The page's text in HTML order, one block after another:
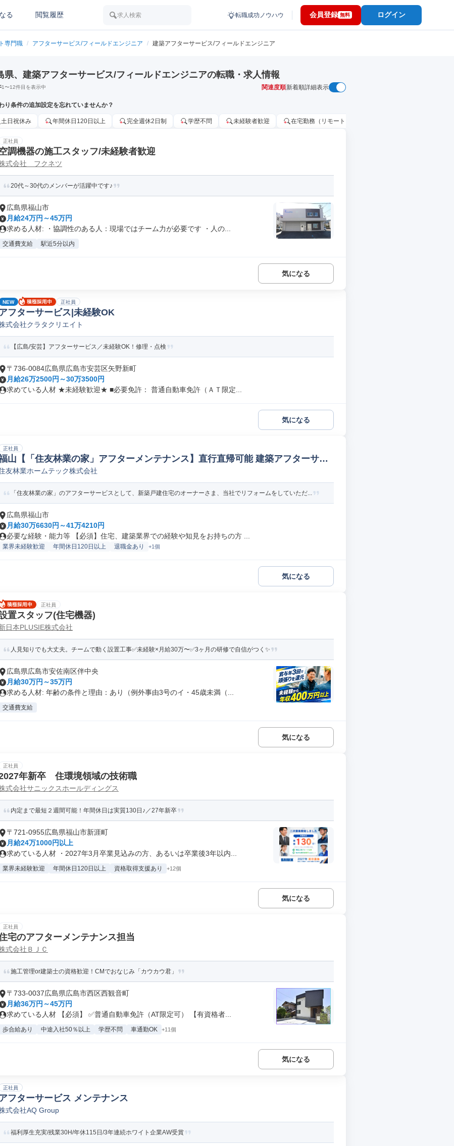
る 閲覧履歴 求人検索 転職成功ノウハウ 会員登録 無料 ログイン
専門職 / アフターサービス/フィールドエンジニア / 建築アフターサービス/フィールドエンジニア
県、建築アフターサービス/フィールドエンジニアの転職・求人情報
1〜12件目を表示中 関連度順新着順詳細表示
り条件の追加設定を忘れていませんか？
土日祝休み 年間休日120日以上 完全週休2日制 学歴不問 未経験者歓迎 在宅勤務（リモートワーク）OK
正社員
調機器の施工スタッフ/未経験者歓迎
式会社 フクネツ
20代～30代のメンバーが活躍中です♪
広島県福山市
月給24万円～45万円
求める人材: ・協調性のある人：現場ではチーム力が必要です ・人の...
交通費支給 駅近5分以内
気になる
NEW 正社員
フターサービス|未経験OK
式会社クラタクリエイト
【広島/安芸】アフターサービス／未経験OK！修理・点検
〒736-0084広島県広島市安芸区矢野新町
月給26万2500円～30万3500円
求めている人材 ★未経験歓迎★ ■必要免許： 普通自動車免許（ＡＴ限定...
気になる
正社員
山【「住友林業の家」アフターメンテナンス】直行直帰可能 建築アフターサー
ス/フィールドエンジニア
友林業ホームテック株式会社
「住友林業の家」のアフターサービスとして、新築戸建住宅のオーナーさま、当社でリフォームをしていただ...
広島県福山市
月給30万6630円～41万4210円
必要な経験・能力等 【必須】住宅、建築業界での経験や知見をお持ちの方 ...
業界未経験歓迎 年間休日120日以上 退職金あり +1個
気になる
正社員
置スタッフ(住宅機器)
日本PLUSIE株式会社
人見知りでも大丈夫。チームで動く設置工事✅未経験×月給30万〜✅3ヶ月の研修で自信がつく✨
広島県広島市安佐南区伴中央
月給30万円～35万円
求める人材: 年齢の条件と理由：あり（例外事由3号のイ・45歳未満（...
交通費支給
気になる
正社員
年新卒 住環境領域の技術職
式会社サニックスホールディングス
内定まで最短２週間可能！年間休日は実質130日♪／27年新卒
〒721-0955広島県福山市新涯町
月給24万1000円以上
求めている人材 ・2027年3月卒業見込みの方、あるいは卒業後3年以内...
業界未経験歓迎 年間休日120日以上 資格取得支援あり +12個
気になる
正社員
宅のアフターメンテナンス担当
式会社ＢＪＣ
施工管理or建築士の資格歓迎！CMでおなじみ「カウカウ君」
〒733-0037広島県広島市西区西観音町
月給36万円～45万円
求めている人材 【必須】 ✅普通自動車免許（AT限定可） 【有資格者...
歩合給あり 中途入社50％以上 学歴不問 車通勤OK +11個
気になる
正社員
フターサービス メンテナンス
式会社AQ Group
福利厚生充実/残業30H/年休115日/3年連続ホワイト企業AW受賞